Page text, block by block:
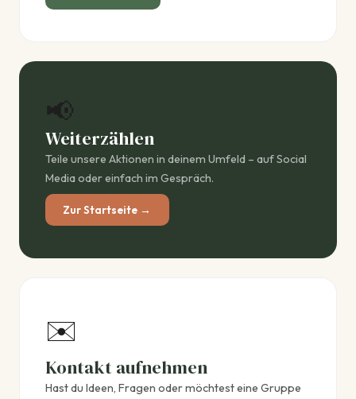
📢
Weiterzählen
Teile unsere Aktionen in deinem Umfeld – auf Social
Media oder einfach im Gespräch.
Zur Startseite →
✉️
Kontakt aufnehmen
Hast du Ideen, Fragen oder möchtest eine Gruppe